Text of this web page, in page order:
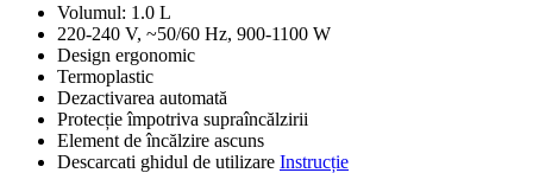
Volumul: 1.0 L
220-240 V, ~50/60 Hz, 900-1100 W
Design ergonomic
Termoplastic
Dezactivarea automată
Protecție împotriva supraîncălzirii
Element de încălzire ascuns
Descarcati ghidul de utilizare Instrucție